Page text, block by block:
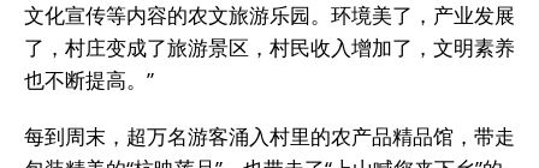
文化宣传等内容的农文旅游乐园。环境美了，产业发展
了，村庄变成了旅游景区，村民收入增加了，文明素养
也不断提高。”
每到周末，超万名游客涌入村里的农产品精品馆，带走